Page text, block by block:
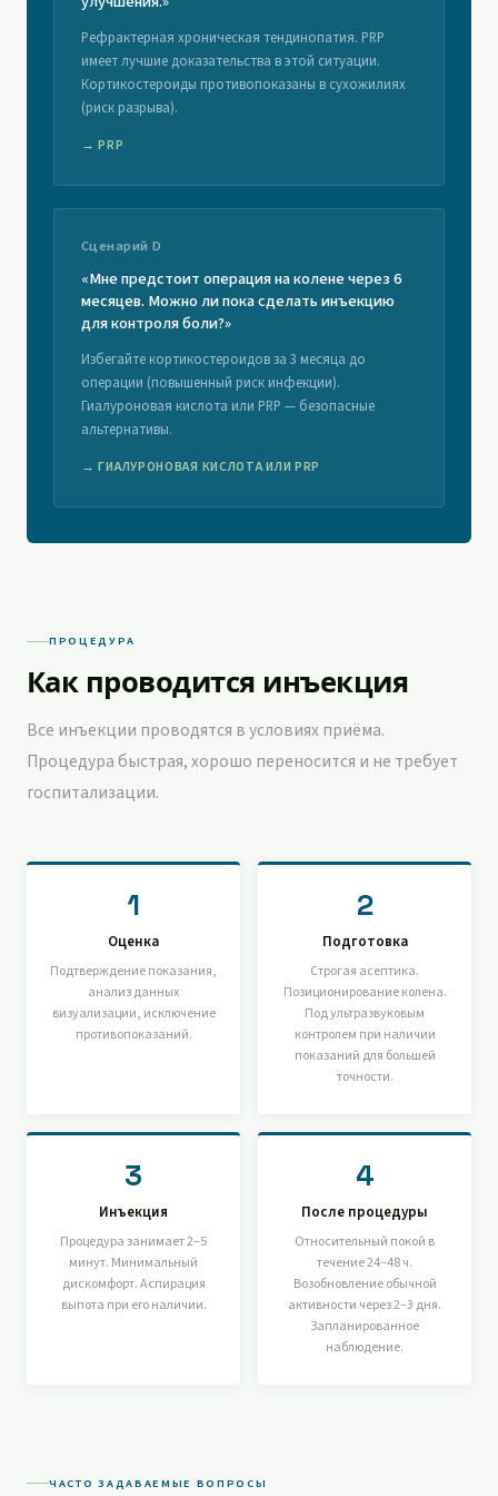
Рефрактерная хроническая тендинопатия. PRP
имеет лучшие доказательства в этой ситуации.
Кортикостероиды противопоказаны в сухожилиях
(риск разрыва).
→ PRP
Сценарий D
«Мне предстоит операция на колене через 6
месяцев. Можно ли пока сделать инъекцию
для контроля боли?»
Избегайте кортикостероидов за 3 месяца до
операции (повышенный риск инфекции).
Гиалуроновая кислота или PRP — безопасные
альтернативы.
→ ГИАЛУРОНОВАЯ КИСЛОТА ИЛИ PRP
ПРОЦЕДУРА
Как проводится инъекция
Все инъекции проводятся в условиях приёма.
Процедура быстрая, хорошо переносится и не требует
госпитализации.
1
Оценка
Подтверждение показания,
анализ данных
визуализации, исключение
противопоказаний.
2
Подготовка
Строгая асептика.
Позиционирование колена.
Под ультразвуковым
контролем при наличии
показаний для большей
точности.
3
Инъекция
Процедура занимает 2–5
минут. Минимальный
дискомфорт. Аспирация
выпота при его наличии.
4
После процедуры
Относительный покой в
течение 24–48 ч.
Возобновление обычной
активности через 2–3 дня.
Запланированное
наблюдение.
ЧАСТО ЗАДАВАЕМЫЕ ВОПРОСЫ